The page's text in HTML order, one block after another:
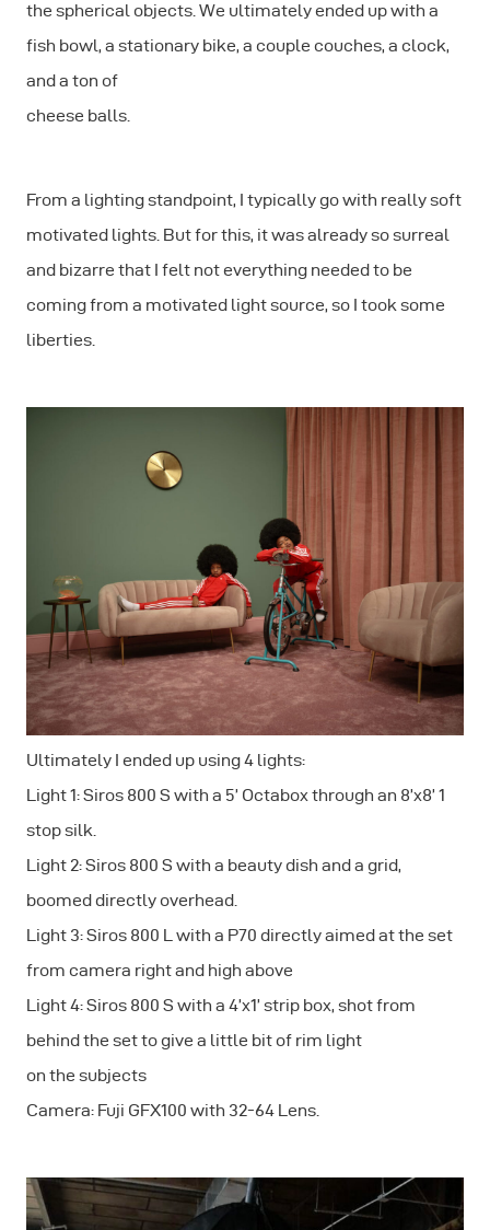
the spherical objects. We ultimately ended up with a
fish bowl, a stationary bike, a couple couches, a clock,
and a ton of
cheese balls.
From a lighting standpoint, I typically go with really soft
motivated lights. But for this, it was already so surreal
and bizarre that I felt not everything needed to be
coming from a motivated light source, so I took some
liberties.
Ultimately I ended up using 4 lights:
Light 1: Siros 800 S with a 5’ Octabox through an 8’x8’ 1
stop silk.
Light 2: Siros 800 S with a beauty dish and a grid,
boomed directly overhead.
Light 3: Siros 800 L with a P70 directly aimed at the set
from camera right and high above
Light 4: Siros 800 S with a 4’x1’ strip box, shot from
behind the set to give a little bit of rim light
on the subjects
Camera: Fuji GFX100 with 32-64 Lens.